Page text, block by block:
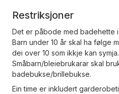
Restriksjoner
Det er påbode med badehette i
Barn under 10 år skal ha følge
dei over 10 som ikkje kan symja.
Småbarn/bleiebrukarar skal
badebukse/brillebukse.
Ein time er inkludert